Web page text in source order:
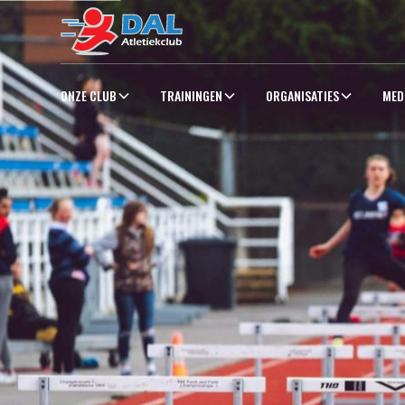
ONZE CLUB TRAININGEN ORGANISATIES